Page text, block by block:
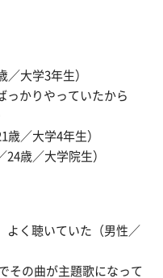
／大学3年生）
っかりやっていたから
歳／大学4年生）
24歳／大学院生）
よく聴いていた（男性／
その曲が主題歌になって